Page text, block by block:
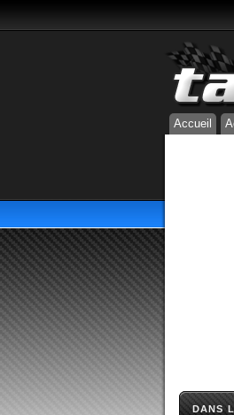
Accueil
DANS